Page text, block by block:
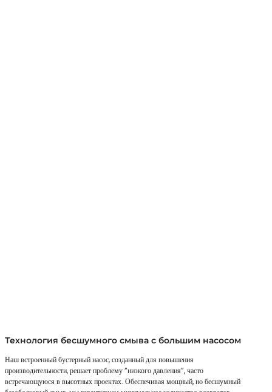
Технология бесшумного смыва с большим насосом
Наш встроенный бустерный насос, созданный для повышения
производительности, решает проблему “низкого давления”, часто
встречающуюся в высотных проектах. Обеспечивая мощный, но бесшумный